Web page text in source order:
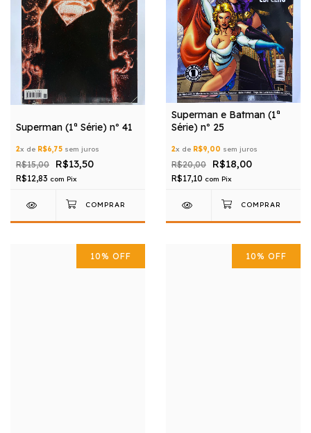
Superman (1ª Série) nº 41
2x de R$6,75 sem juros
R$15,00 R$13,50
R$12,83 com Pix
Superman e Batman (1ª
Série) nº 25
2x de R$9,00 sem juros
R$20,00 R$18,00
R$17,10 com Pix
10% OFF 10% OFF